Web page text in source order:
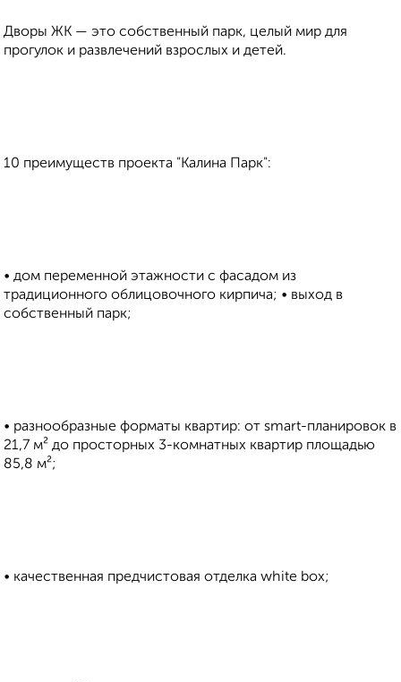
Дворы ЖК — это собственный парк, целый мир для
прогулок и развлечений взрослых и детей.
10 преимуществ проекта "Калина Парк":
• дом переменной этажности с фасадом из
традиционного облицовочного кирпича; • выход в
собственный парк;
• разнообразные форматы квартир: от smart-планировок в
21,7 м² до просторных 3-комнатных квартир площадью
85,8 м²;
• качественная предчистовая отделка white box;